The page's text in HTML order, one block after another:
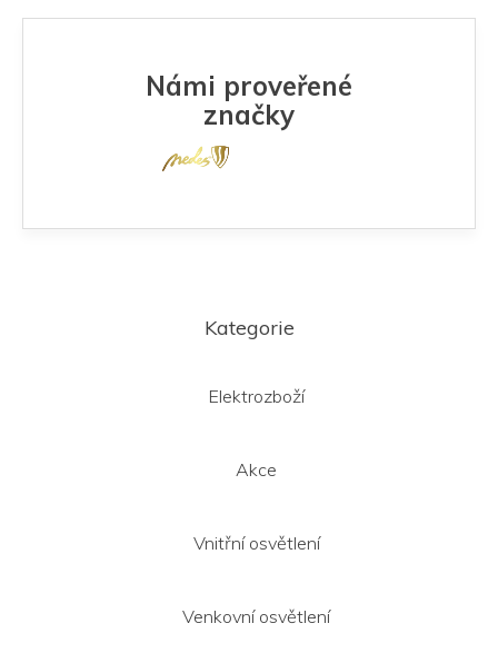
Námi proveřené
značky
Kategorie
Elektrozboží
Akce
Vnitřní osvětlení
Venkovní osvětlení